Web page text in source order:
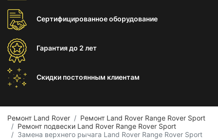
Сертифицированноеоборудование
Гарантиядо 2 лет
Скидки постоянным клиентам
Ремонт Land Rover
Ремонт Land Rover Range Rover Sport
Ремонт подвески Land Rover Range Rover Sport
Замена верхнего рычага Land Rover Range Rover Sport